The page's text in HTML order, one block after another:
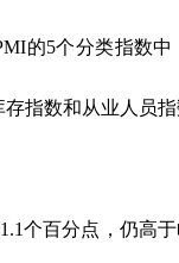
的5个分类指数中
指数和从业人员
1.1个百分点，仍高